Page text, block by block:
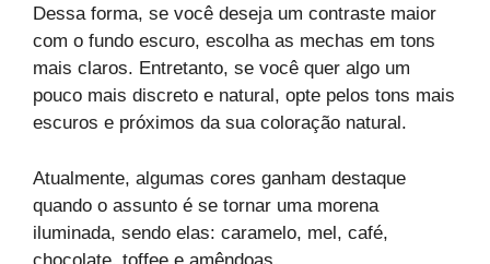
Dessa forma, se você deseja um contraste maior
com o fundo escuro, escolha as mechas em tons
mais claros. Entretanto, se você quer algo um
pouco mais discreto e natural, opte pelos tons mais
escuros e próximos da sua coloração natural.
Atualmente, algumas cores ganham destaque
quando o assunto é se tornar uma morena
iluminada, sendo elas: caramelo, mel, café,